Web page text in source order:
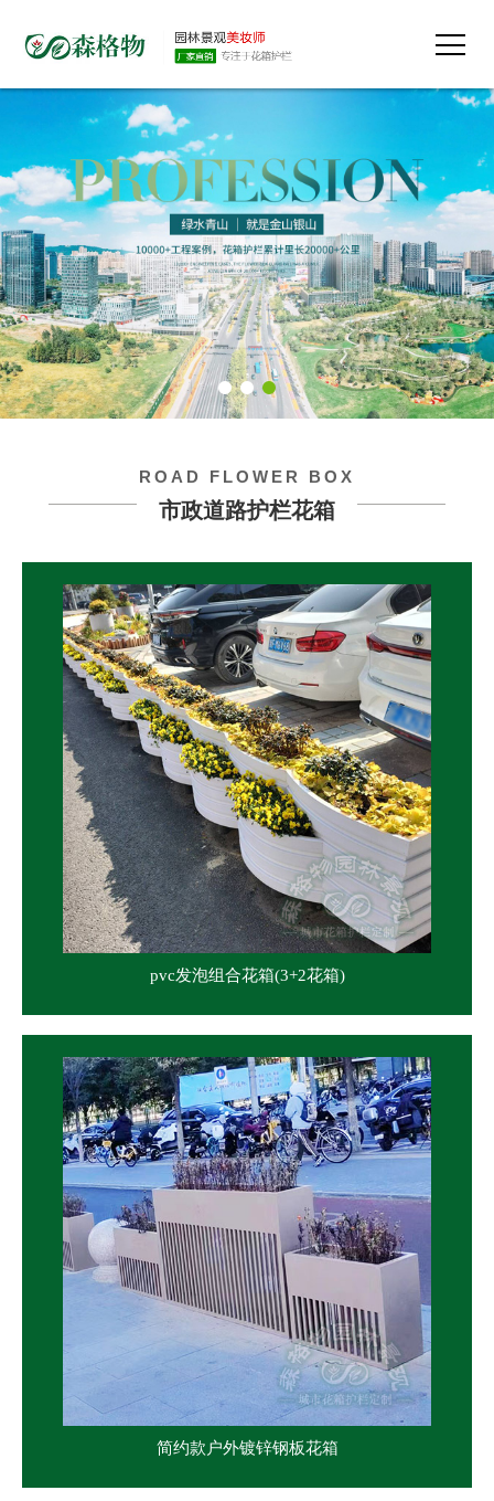
ROAD FLOWER BOX
市政道路护栏花箱
pvc发泡组合花箱(3+2花箱)
简约款户外镀锌钢板花箱